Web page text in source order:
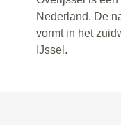
Nederland. De
vormt in het
IJssel.